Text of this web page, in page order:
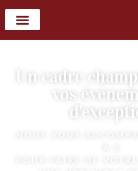
Un cadre
vos